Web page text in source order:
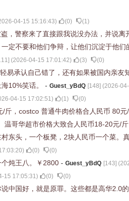
04-15 15:16:43) (0) (1)
，警察来了直接跟我说没办法，并说离
定不要和他们争辩，让他们沉淀于他们
] (2026-04-15 17:01:42) (3) (0)
易承认自己错了，还有如果被国内亲友
10%笑话。 - Guest_yBdQ [148] (2026-
04-15 17:02:51) (1) (0)
斤，costco 普通牛肉价格合人民币 80元/
温哥华超市价格大致合人民币18-20元/斤
东头，一个板凳，2块人民币一个菜。
) (0) (0)
炖王八。￥2800 - Guest_yBdQ [143] (
15 17:05:31) (0) (0)
中国好，就是原罪。这些都是高华2.0